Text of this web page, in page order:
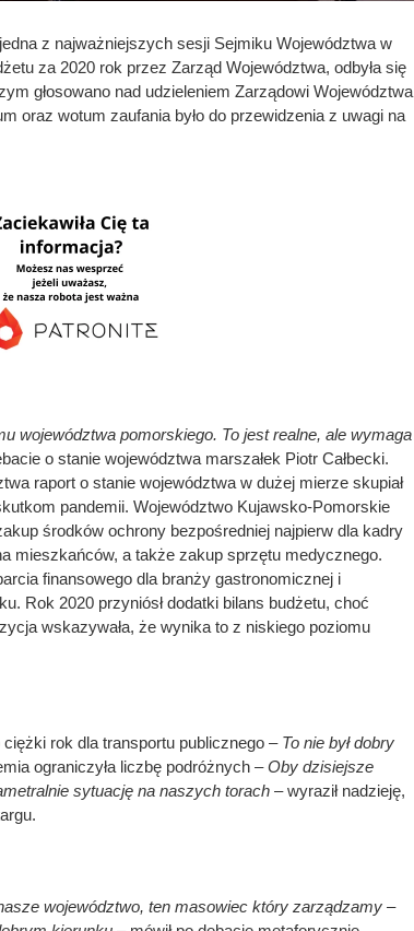
z najważniejszych sesji Sejmiku Województwa w
za 2020 rok przez Zarząd Województwa, odbyła się
głosowano nad udzieleniem Zarządowi Województwa
oraz wotum zaufania było do przewidzenia z uwagi na
województwa pomorskiego. To jest realne, ale wymaga
o stanie województwa marszałek Piotr Całbecki.
raport o stanie województwa w dużej mierze skupiał
pandemii. Województwo Kujawsko-Pomorskie
środków ochrony bezpośredniej najpierw dla kadry
mieszkańców, a także zakup sprzętu medycznego.
finansowego dla branży gastronomicznej i
Rok 2020 przyniósł dodatki bilans budżetu, choć
wskazywała, że wynika to z niskiego poziomu
ciężki rok dla transportu publicznego – To nie był dobry
ograniczyła liczbę podróżnych – Oby dzisiejsze
sytuację na naszych torach – wyraził nadzieję,
województwo, ten masowiec który zarządzamy –